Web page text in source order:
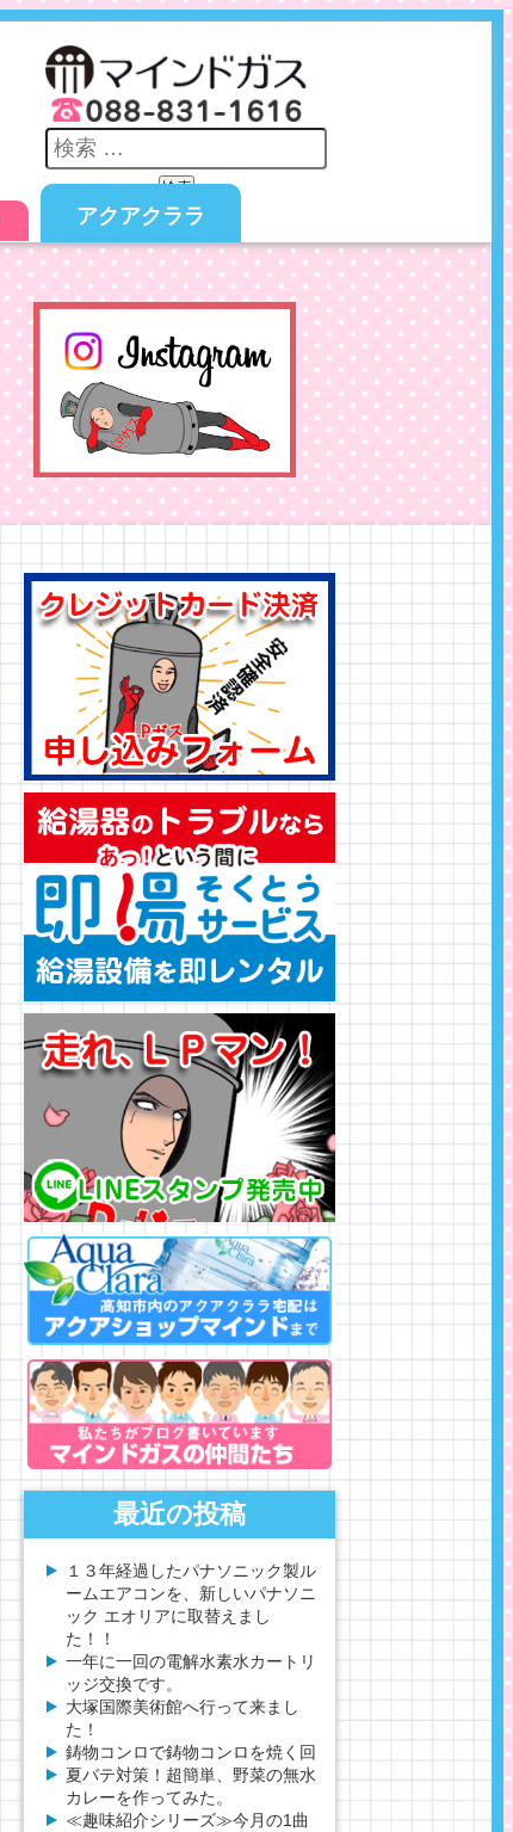
検索
アクアクララ
最近の投稿
１３年経過したパナソニック製ル
ームエアコンを、新しいパナソニ
ック エオリアに取替えまし
た！！
一年に一回の電解水素水カートリ
ッジ交換です。
大塚国際美術館へ行って来まし
た！
鋳物コンロで鋳物コンロを焼く回
夏バテ対策！超簡単、野菜の無水
カレーを作ってみた。
≪趣味紹介シリーズ≫今月の1曲